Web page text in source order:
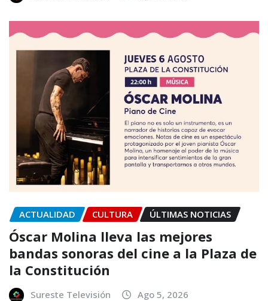
ACTUALIDAD CULTURA ÚLTIMAS NOTICIAS
Óscar Molina lleva las mejores
bandas sonoras del cine a la Plaza de
la Constitución
Sureste Televisión Ago 5, 2026